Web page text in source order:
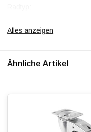
Befestigungstyp:
Radkörper:
Alles anzeigen
Ähnliche Artikel